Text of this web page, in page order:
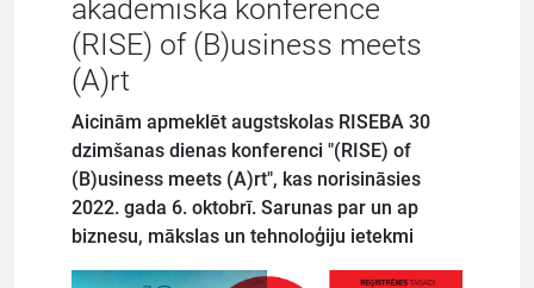
akadēmiskā konference
(RISE) of (B)usiness meets
(A)rt
Aicinām apmeklēt augstskolas RISEBA 30
dzimšanas dienas konferenci "(RISE) of
(B)usiness meets (A)rt", kas norisināsies
2022. gada 6. oktobrī. Sarunas par un ap
biznesu, mākslas un tehnoloģiju ietekmi